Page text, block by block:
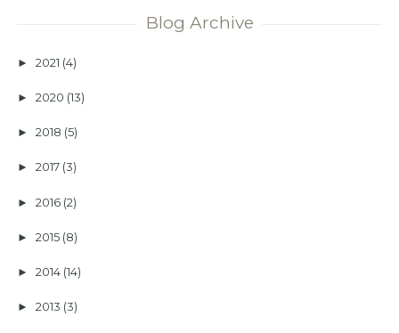
Blog Archive
►2021 (4)
►2020 (13)
►2018 (5)
►2017 (3)
►2016 (2)
►2015 (8)
►2014 (14)
►2013 (3)